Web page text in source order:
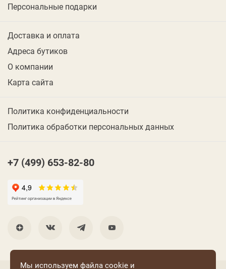
Персональные подарки
Доставка и оплата
Адреса бутиков
О компании
Карта сайта
Политика конфиденциальности
Политика обработки персональных данных
+7 (499) 653-82-80
Мы используем файла cookie и